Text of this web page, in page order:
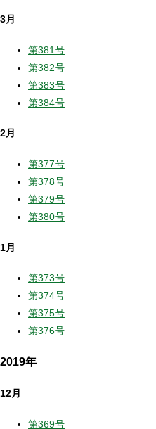
3月
第381号
第382号
第383号
第384号
2月
第377号
第378号
第379号
第380号
1月
第373号
第374号
第375号
第376号
2019年
12月
第369号